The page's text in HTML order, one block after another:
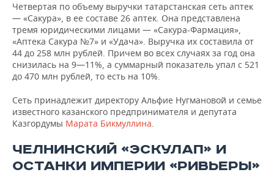
Четвертая по объему выручки татарстанская сеть аптек
— «Сакура», в ее составе 26 аптек. Она представлена
тремя юридическими лицами — «Сакура-Фармация»,
«Аптека Сакура №7» и «Удача». Выручка их составила от
44 до 258 млн рублей. Причем во всех случаях за год она
снизилась на 9—11%, а суммарный показатель упал с 521
до 470 млн рублей, то есть на 10%.
Сеть принадлежит директору Альфие Нугмановой и семье
известного казанского предпринимателя и депутата
Казгордумы Марата Бикмуллина.
ЧЕЛНИНСКИЙ «ЭСКУЛАП» И
ОСТАНКИ ИМПЕРИИ «РИВЬЕРЫ»